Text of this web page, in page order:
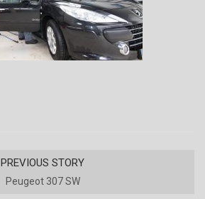
PREVIOUS STORY
Peugeot 307 SW